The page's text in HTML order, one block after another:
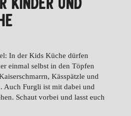
KINDER UND
In der Kids Küche dürfen
einmal selbst in den Töpfen
Kässpätzle und
Auch Furgli ist mit dabei und
Schaut vorbei und lasst euch